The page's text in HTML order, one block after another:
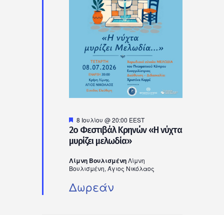
2ο Φεστιβάλ Κρηνών «Η νύχτα
μυρίζει μελωδία»
Προτεινόμενο
8 Ιουλίου @ 20:00 EEST
Λίμνη ΒουλισμένηΛίμνη
Βουλισμένη, Άγιος Νικόλαος
Δωρεάν